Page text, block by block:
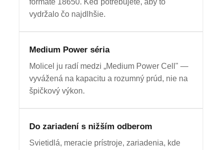
vydržalo čo najdlhšie.
Medium Power séria
Molicel ju radí medzi „Medium Power Cell" —
vyvážená na kapacitu a rozumný prúd, nie na
špičkový výkon.
Do zariadení s nižším odberom
Svietidlá, meracie prístroje, zariadenia, kde